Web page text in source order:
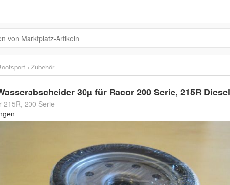
› Zubehör
30µ für Racor 200 Serie, 215R Diesel
215R, 200 Serie